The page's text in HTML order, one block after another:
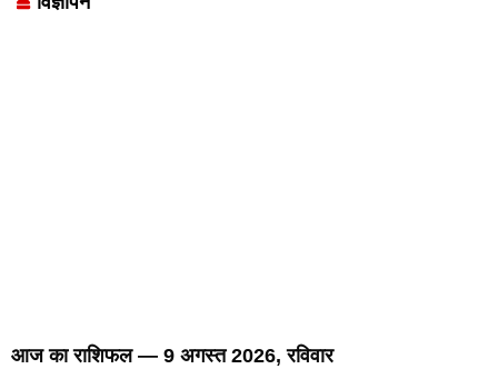
आज का राशिफल — 9 अगस्त 2026, रविवार